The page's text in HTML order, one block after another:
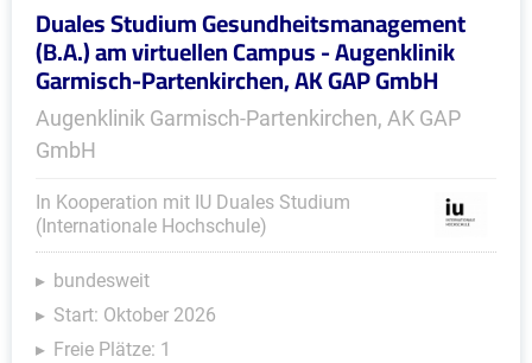
Duales Studium Gesundheitsmanagement
(B.A.) am virtuellen Campus - Augenklinik
Garmisch-Partenkirchen, AK GAP GmbH
Augenklinik Garmisch-Partenkirchen, AK GAP
GmbH
In Kooperation mit IU Duales Studium
(Internationale Hochschule)
bundesweit
Start: Oktober 2026
Freie Plätze: 1